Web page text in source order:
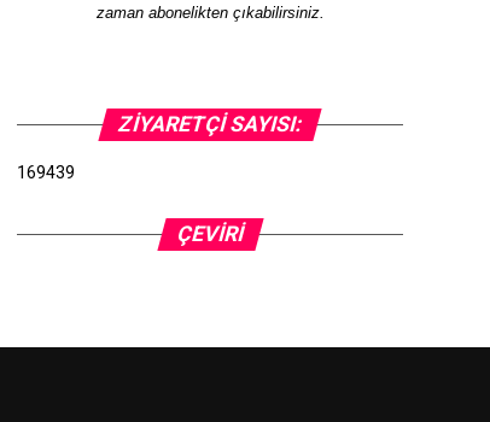
zaman abonelikten çıkabilirsiniz.
ZIYARETÇI SAYISI:
169439
ÇEVIRI